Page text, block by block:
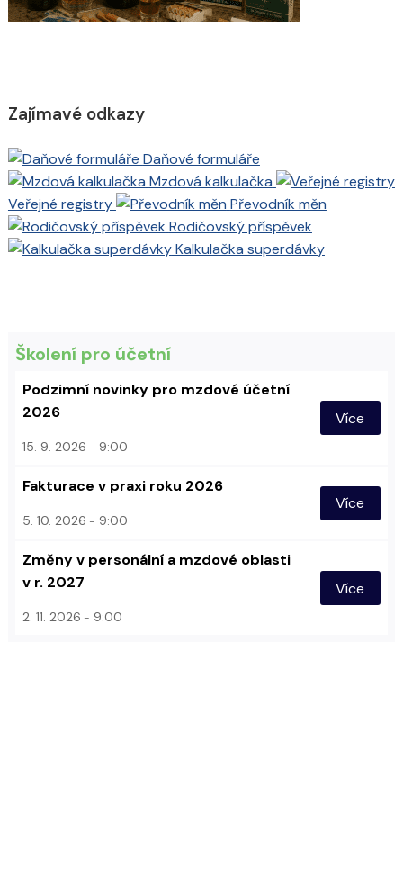
Zajímavé odkazy
Daňové formuláře
Mzdová kalkulačka
Veřejné registry
Převodník měn
Rodičovský příspěvek
Kalkulačka superdávky
Školení pro účetní
Podzimní novinky pro mzdové účetní
2026
15. 9. 2026 9:00
Více
Fakturace v praxi roku 2026
5. 10. 2026 9:00
Více
Změny v personální a mzdové oblasti
v r. 2027
2. 11. 2026 9:00
Více